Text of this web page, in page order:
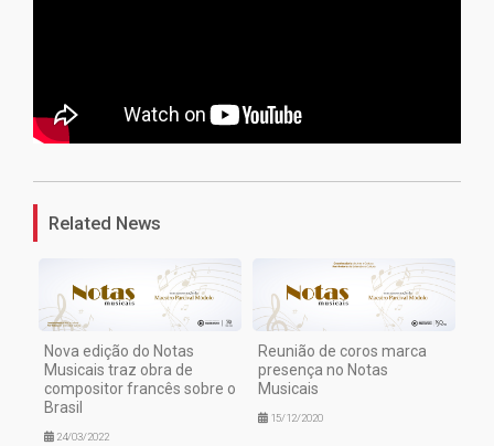
1
Related News
Nova edição do Notas
Musicais traz obra de
compositor francês sobre o
Brasil
24/03/2022
Reunião de coros marca
presença no Notas
Musicais
15/12/2020